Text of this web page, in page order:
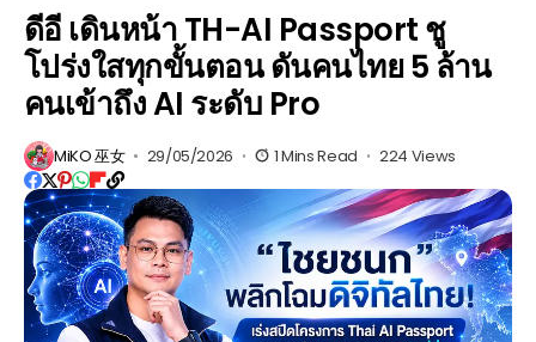
ดีอี เดินหน้า TH-AI Passport ชู
โปร่งใสทุกขั้นตอน ดันคนไทย 5 ล้าน
คนเข้าถึง AI ระดับ Pro
MiKO 巫女 29/05/2026 1 Mins Read 224 Views